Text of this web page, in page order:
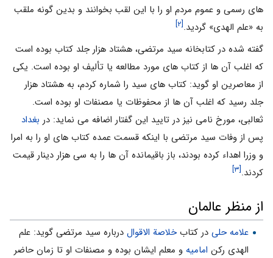
های رسمی و عموم مردم او را با این لقب بخوانند و بدین گونه ملقب
به «علم الهدی» گردید.[۲]
گفته شده در کتابخانه سید مرتضی، هشتاد هزار جلد کتاب بوده است
که اغلب آن ها از کتاب های مورد مطالعه یا تألیف او بوده است. یکی
از معاصرین او گوید: کتاب های سید را شماره کردم، به هشتاد هزار
جلد رسید که اغلب آن ها از محفوظات یا مصنفات او بوده است.
ثعالبی، مورخ نامی نیز در تایید این گفتار اضافه می نماید: در بغداد
پس از وفات سید مرتضی با اینکه قسمت عمده کتاب های او را به امرا
و وزرا اهداء کرده بودند، باز باقیمانده آن ها را به سی هزار دینار قیمت
کردند.[۳]
از منظر عالمان
علامه حلیدر کتابخلاصة الاقوالدرباره سید مرتضی گوید: علم
الهدی رکن امامیهو معلم ایشان بوده و مصنفات او تا زمان حاضر